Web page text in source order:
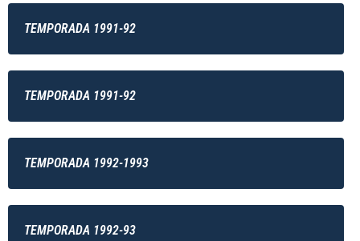
TEMPORADA 1991-92
TEMPORADA 1991-92
TEMPORADA 1992-1993
TEMPORADA 1992-93